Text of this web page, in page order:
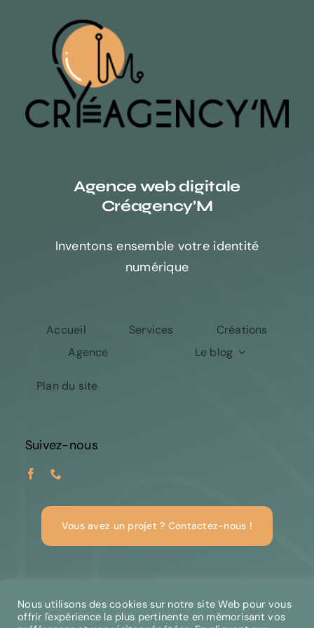
Agence web digitale
Créagency’M
Inventons ensemble votre identité
numérique
Accueil Services
Créations
Agence
Le blog
Plan du site
Suivez-nous
Mentions légales
Vous avez un projet ? Contactez-nous !
Nous utilisons des cookies sur notre site Web pour vous
offrir l'expérience la plus pertinente en mémorisant vos